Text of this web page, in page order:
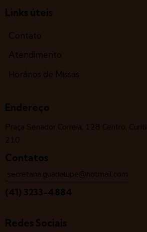
Links úteis
Contato
Atendimento
Horários de Missas
Endereço
Praça Senador Correia, 128 Centro,
210
Contatos
secretaria.guadalupe@hotmail.com
(41) 3233-4884
Redes Sociais